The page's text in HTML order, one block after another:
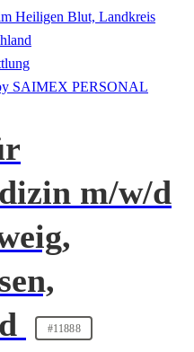
Heiligen Blut, Landkreis
m/w/d
#11888